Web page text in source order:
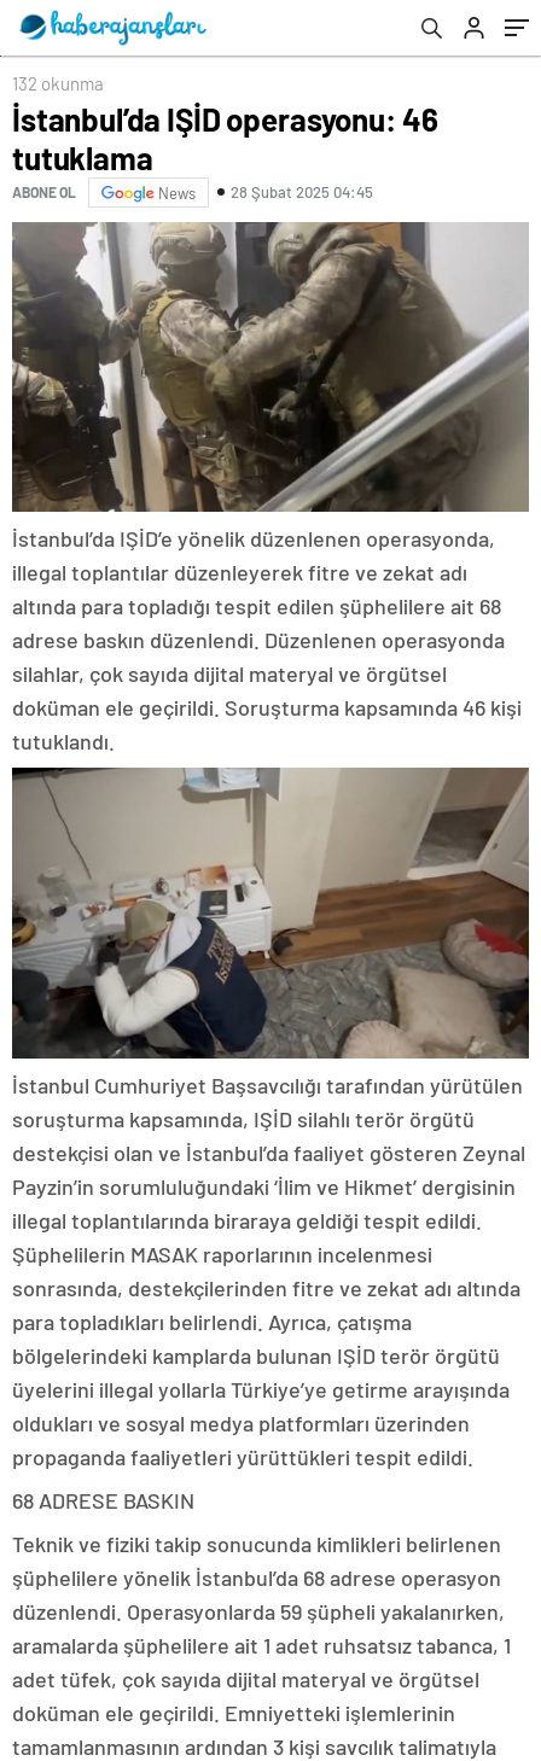
132 okunma
İstanbul’da IŞİD operasyonu: 46
tutuklama
ABONE OL News 28 Şubat 2025 04:45
İstanbul’da IŞİD’e yönelik düzenlenen operasyonda,
illegal toplantılar düzenleyerek fitre ve zekat adı
altında para topladığı tespit edilen şüphelilere ait 68
adrese baskın düzenlendi. Düzenlenen operasyonda
silahlar, çok sayıda dijital materyal ve örgütsel
doküman ele geçirildi. Soruşturma kapsamında 46 kişi
tutuklandı.
İstanbul Cumhuriyet Başsavcılığı tarafından yürütülen
soruşturma kapsamında, IŞİD silahlı terör örgütü
destekçisi olan ve İstanbul’da faaliyet gösteren Zeynal
Payzin’in sorumluluğundaki ‘İlim ve Hikmet’ dergisinin
illegal toplantılarında biraraya geldiği tespit edildi.
Şüphelilerin MASAK raporlarının incelenmesi
sonrasında, destekçilerinden fitre ve zekat adı altında
para topladıkları belirlendi. Ayrıca, çatışma
bölgelerindeki kamplarda bulunan IŞİD terör örgütü
üyelerini illegal yollarla Türkiye’ye getirme arayışında
oldukları ve sosyal medya platformları üzerinden
propaganda faaliyetleri yürüttükleri tespit edildi.
68 ADRESE BASKIN
Teknik ve fiziki takip sonucunda kimlikleri belirlenen
şüphelilere yönelik İstanbul’da 68 adrese operasyon
düzenlendi. Operasyonlarda 59 şüpheli yakalanırken,
aramalarda şüphelilere ait 1 adet ruhsatsız tabanca, 1
adet tüfek, çok sayıda dijital materyal ve örgütsel
doküman ele geçirildi. Emniyetteki işlemlerinin
tamamlanmasının ardından 3 kişi savcılık talimatıyla